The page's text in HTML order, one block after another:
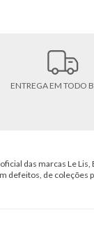
ENTREGA EM TODO
das marcas Le
defeitos, de